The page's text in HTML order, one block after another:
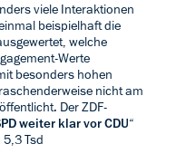
viele Interaktionen
beispielhaft die
welche
Werte
besonders hohen
nicht am
Der ZDF-
weiter klar vor CDU“
Tsd